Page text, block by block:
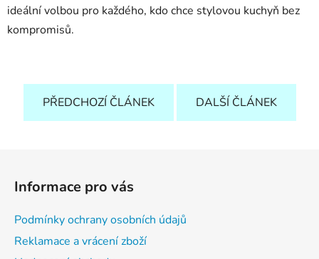
ideální volbou pro každého, kdo chce stylovou kuchyň bez
kompromisů.
PŘEDCHOZÍ ČLÁNEK DALŠÍ ČLÁNEK
Informace pro vás
Podmínky ochrany osobních údajů
Reklamace a vrácení zboží